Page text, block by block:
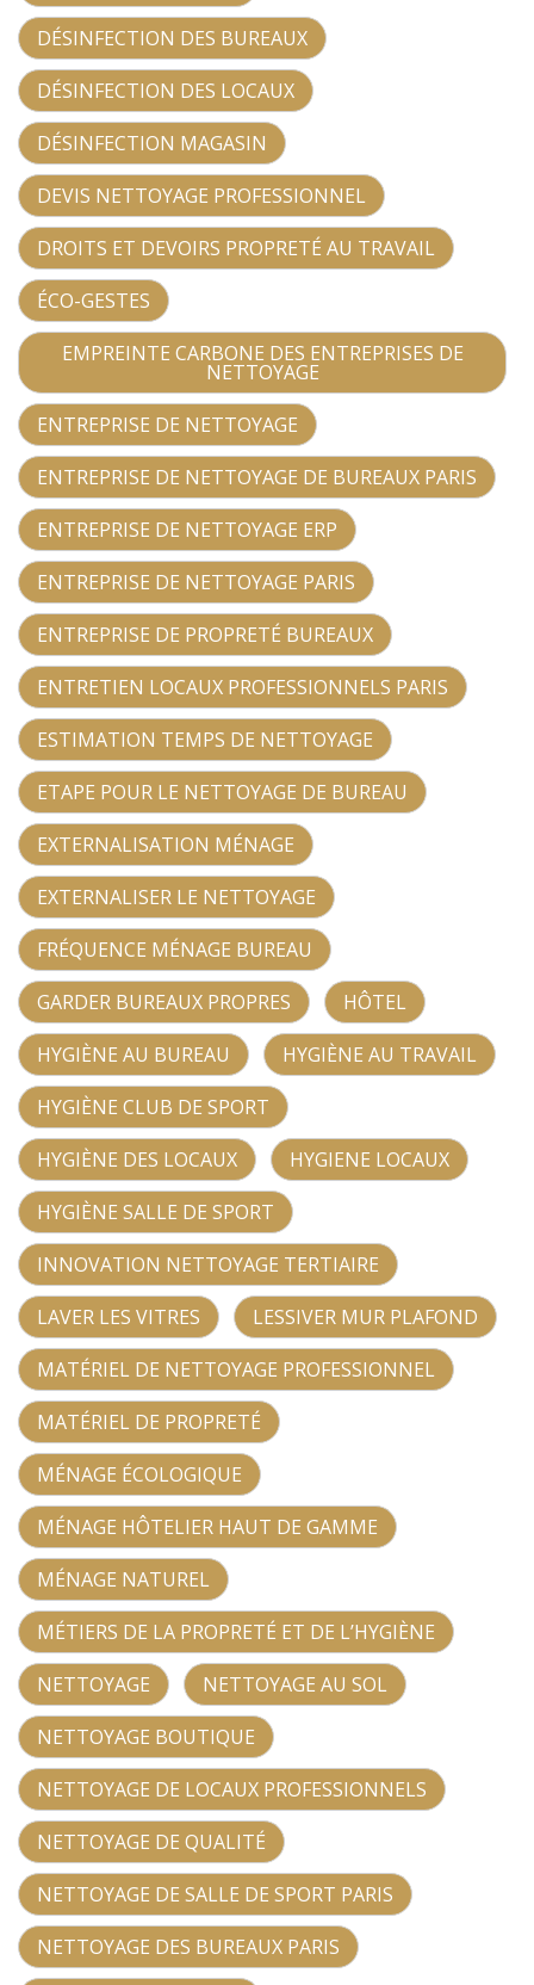
DÉSINFECTION DES BUREAUX
DÉSINFECTION DES LOCAUX
DÉSINFECTION MAGASIN
DEVIS NETTOYAGE PROFESSIONNEL
DROITS ET DEVOIRS PROPRETÉ AU TRAVAIL
ÉCO-GESTES
EMPREINTE CARBONE DES ENTREPRISES DE
NETTOYAGE
ENTREPRISE DE NETTOYAGE
ENTREPRISE DE NETTOYAGE DE BUREAUX PARIS
ENTREPRISE DE NETTOYAGE ERP
ENTREPRISE DE NETTOYAGE PARIS
ENTREPRISE DE PROPRETÉ BUREAUX
ENTRETIEN LOCAUX PROFESSIONNELS PARIS
ESTIMATION TEMPS DE NETTOYAGE
ETAPE POUR LE NETTOYAGE DE BUREAU
EXTERNALISATION MÉNAGE
EXTERNALISER LE NETTOYAGE
FRÉQUENCE MÉNAGE BUREAU
GARDER BUREAUX PROPRES
HÔTEL
HYGIÈNE AU BUREAU
HYGIÈNE AU TRAVAIL
HYGIÈNE CLUB DE SPORT
HYGIÈNE DES LOCAUX
HYGIENE LOCAUX
HYGIÈNE SALLE DE SPORT
INNOVATION NETTOYAGE TERTIAIRE
LAVER LES VITRES
LESSIVER MUR PLAFOND
MATÉRIEL DE NETTOYAGE PROFESSIONNEL
MATÉRIEL DE PROPRETÉ
MÉNAGE ÉCOLOGIQUE
MÉNAGE HÔTELIER HAUT DE GAMME
MÉNAGE NATUREL
MÉTIERS DE LA PROPRETÉ ET DE L’HYGIÈNE
NETTOYAGE
NETTOYAGE AU SOL
NETTOYAGE BOUTIQUE
NETTOYAGE DE LOCAUX PROFESSIONNELS
NETTOYAGE DE QUALITÉ
NETTOYAGE DE SALLE DE SPORT PARIS
NETTOYAGE DES BUREAUX PARIS